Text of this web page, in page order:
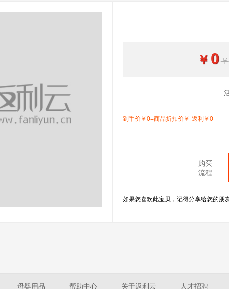
￥ 0￥
到手价 ￥ 0=商品折扣价 ￥ -返利 ￥ 0
购买
流程
如果您喜欢此宝贝，记得分享给您的朋
母婴用品 帮助中心 关于返利云 人才招聘